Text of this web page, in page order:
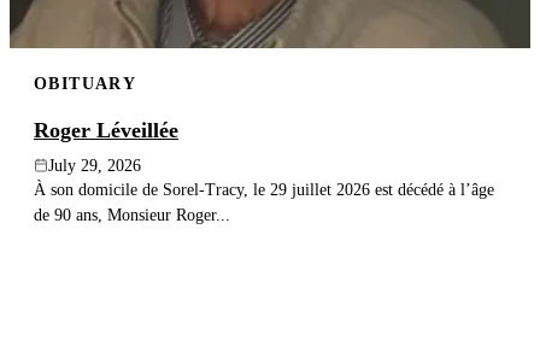
OBITUARY
Roger Léveillée
July 29, 2026
À son domicile de Sorel-Tracy, le 29 juillet 2026 est décédé à l’âge
de 90 ans, Monsieur Roger...